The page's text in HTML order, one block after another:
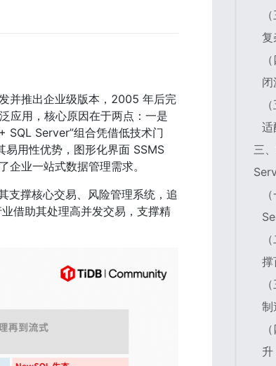
并推出企业级版本，2005 年后完
应用，核心原因在于两点：一是
Server”组合凭借低技术门
易用性优势，图形化界面 SSMS
企业一站式数据管理需求。
支撑核心交易、风险管理系统，追
借助其处理高并发交易，支撑精
复
闭
适
三
撑
制